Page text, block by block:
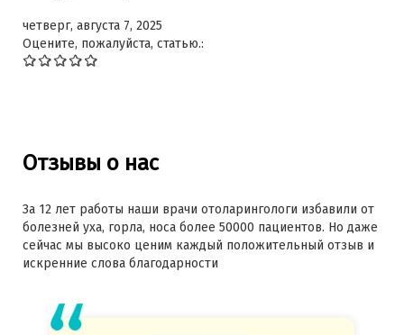
четверг, августа 7, 2025
Оцените, пожалуйста, статью.:
Отзывы о нас
За 12 лет работы наши врачи отоларингологи избавили от
болезней уха, горла, носа более 50000 пациентов. Но даже
сейчас мы высоко ценим каждый положительный отзыв и
искренние слова благодарности